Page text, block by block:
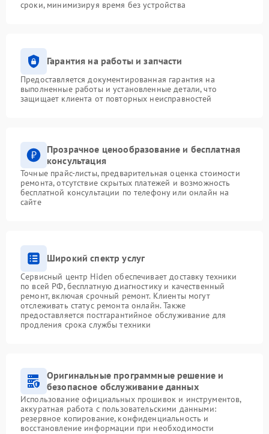
сроки, минимизируя время без устройства
Гарантия на работы и запчасти
Предоставляется документированная гарантия на
выполненные работы и установленные детали, что
защищает клиента от повторных неисправностей
Прозрачное ценообразование и бесплатная
консультация
Точные прайс-листы, предварительная оценка стоимости
ремонта, отсутствие скрытых платежей и возможность
бесплатной консультации по телефону или онлайн на
сайте
Широкий спектр услуг
Сервисный центр Hiden обеспечивает доставку техники
по всей РФ, бесплатную диагностику и качественный
ремонт, включая срочный ремонт. Клиенты могут
отслеживать статус ремонта онлайн. Также
предоставляется постгарантийное обслуживание для
продления срока службы техники
Оригинальные программные решение и
безопасное обслуживание данных
Использование официальных прошивок и инструментов,
аккуратная работа с пользовательскими данными:
резервное копирование, конфиденциальность и
восстановление информации при необходимости